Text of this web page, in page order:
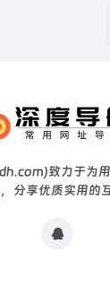
致力于为
分享优质实用的